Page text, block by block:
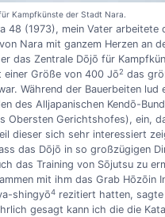
Kampfkünste der Stadt Nara.
48 (1973), mein Vater arbeitete
Nara mit ganzem Herzen an
das Zentrale Dōjō für
einer Größe von 400 Jō2 das
Während der Bauerbeiten lud
des Alljapanischen Kendō-
Obersten Gerichtshofes), ein,
dieser sich sehr interessiert
das Dōjō in so großzügigen
das Training von Sōjutsu zu
mit ihm das Grab Hōzōin
shingyō4 rezitiert hatten, sagte
gesagt kann ich die die